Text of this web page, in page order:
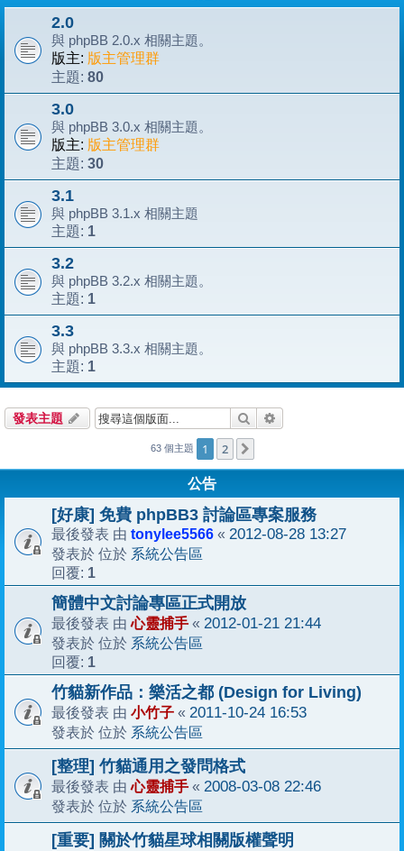
2.0
與 phpBB 2.0.x 相關主題。
版主: 版主管理群
主題: 80
3.0
與 phpBB 3.0.x 相關主題。
版主: 版主管理群
主題: 30
3.1
與 phpBB 3.1.x 相關主題
主題: 1
3.2
與 phpBB 3.2.x 相關主題。
主題: 1
3.3
與 phpBB 3.3.x 相關主題。
主題: 1
發表主題 搜尋
63 個主題 1 2
公告
[好康] 免費 phpBB3 討論區專案服務
最後發表 由 tonylee5566 « 2012-08-28 13:27
發表於 位於 系統公告區
回覆: 1
簡體中文討論專區正式開放
最後發表 由心靈捕手 « 2012-01-21 21:44
發表於 位於 系統公告區
回覆: 1
竹貓新作品：樂活之都 (Design for Living)
最後發表 由 小竹子 « 2011-10-24 16:53
發表於 位於 系統公告區
[整理] 竹貓通用之發問格式
最後發表 由心靈捕手 « 2008-03-08 22:46
發表於 位於 系統公告區
[重要] 關於竹貓星球相關版權聲明